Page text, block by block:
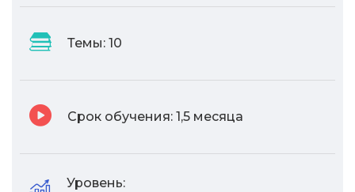
Темы: 10
Срок обучения: 1,5 месяца
Уровень: